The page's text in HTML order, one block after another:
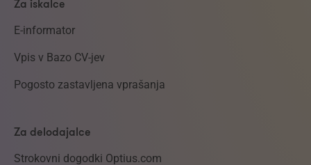
Za iskalce
E-informator
Vpis v Bazo CV-jev
Pogosto zastavljena vprašanja
Za delodajalce
Strokovni dogodki Optius.com